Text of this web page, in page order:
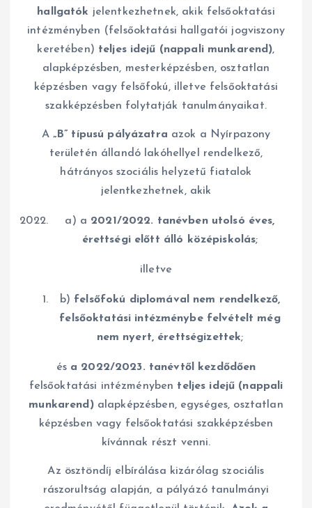
hallgatók jelentkezhetnek, akik felsőoktatási
intézményben (felsőoktatási hallgatói jogviszony
keretében) teljes idejű (nappali munkarend),
alapképzésben, mesterképzésben, osztatlan
képzésben vagy felsőfokú, illetve felsőoktatási
szakképzésben folytatják tanulmányaikat.
A „B” típusú pályázatra azok a Nyírpazony
területén állandó lakóhellyel rendelkező,
hátrányos szociális helyzetű fiatalok
jelentkezhetnek, akik
a) a 2021/2022. tanévben utolsó éves,
érettségi előtt álló középiskolás;
illetve
b) felsőfokú diplomával nem rendelkező,
felsőoktatási intézménybe felvételt még
nem nyert, érettségizettek;
és a 2022/2023. tanévtől kezdődően
felsőoktatási intézményben teljes idejű (nappali
munkarend)alapképzésben, egységes, osztatlan
képzésben vagy felsőoktatási szakképzésben
kívánnak részt venni.
Az ösztöndíj elbírálása kizárólag szociális
rászorultság alapján, a pályázó tanulmányi